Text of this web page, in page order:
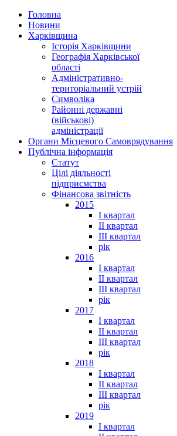
Головна
Новини
Харківщина
Історія Харківщини
Географія Харківської
області
Адміністративно-
територіальний устрій
Символіка
Районні державні
(військові)
адміністрації
Органи Місцевого Самоврядування
Публічна інформація
Статут
Цілі діяльності
підприємства
Фінансова звітність
2015
I квартал
II квартал
III квартал
рік
2016
I квартал
II квартал
III квартал
рік
2017
I квартал
II квартал
III квартал
рік
2018
I квартал
II квартал
III квартал
рік
2019
I квартал